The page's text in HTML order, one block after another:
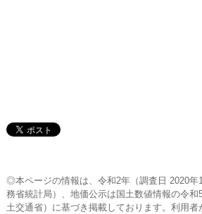
◎本ページの情報は、令和2年（調査日 2020年
務省統計局）、地価公示は国土数値情報の令和
土交通省）に基づき掲載しております。利用者